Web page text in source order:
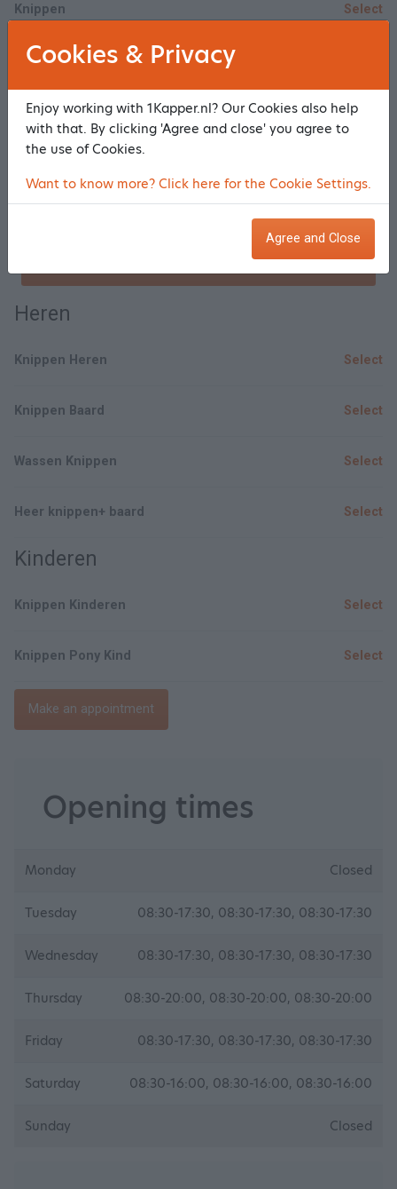
Knippen Select
Blonderen
Kleurspoeling Select
Heren
Knippen Heren Select
Knippen Baard Select
Wassen Knippen Select
Heer knippen+ baard Select
Kinderen
Knippen Kinderen Select
Knippen Pony Kind Select
Make an appointment
Opening times
Monday Closed
Tuesday 08:30-17:30, 08:30-17:30, 08:30-17:30
Wednesday 08:30-17:30, 08:30-17:30, 08:30-17:30
Thursday 08:30-20:00, 08:30-20:00, 08:30-20:00
Friday 08:30-17:30, 08:30-17:30, 08:30-17:30
Saturday 08:30-16:00, 08:30-16:00, 08:30-16:00
Sunday Closed
Cookies & Privacy
Enjoy working with 1Kapper.nl? Our Cookies also help
with that. By clicking 'Agree and close' you agree to
the use of Cookies.
Want to know more? Click here for the Cookie Settings.
Agree and Close